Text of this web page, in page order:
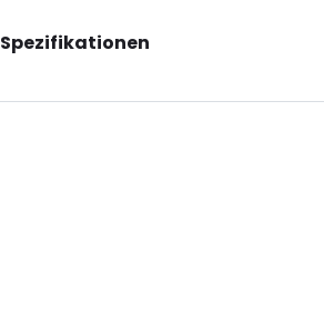
Spezifikationen
External Length: 365